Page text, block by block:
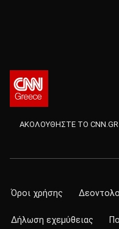
ΑΚΟΛΟΥΘΗΣΤΕ ΤΟ CNN.GR
Όροι χρήσης
Δήλωση εχεμύθειας